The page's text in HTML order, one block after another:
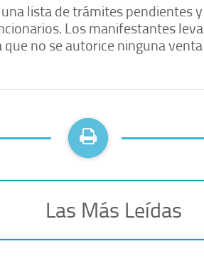
lista de trámites pendientes
Los manifestantes
no se autorice ninguna
Las Más Leídas